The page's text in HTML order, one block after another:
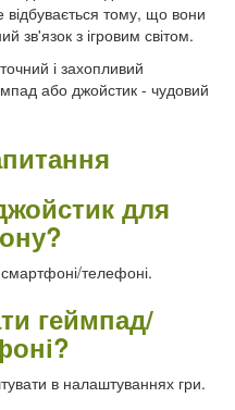
тому, що вони
зв'язок з ігровим світом.
і захопливий
або джойстик - чудовий
для
телефоні.
геймпад/
в налаштуваннях гри.